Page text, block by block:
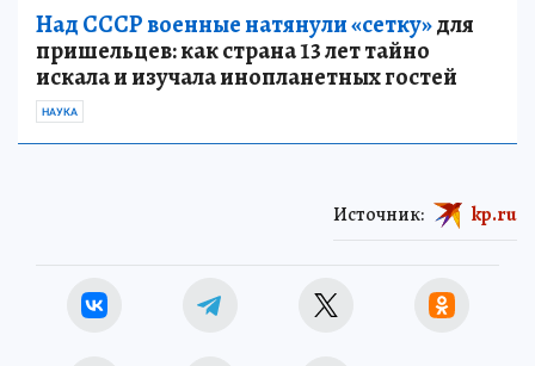
Над СССР военные натянули «сетку»для
пришельцев: как страна 13 лет тайно
искала и изучала инопланетных гостей
НАУКА
Источник: kp.ru